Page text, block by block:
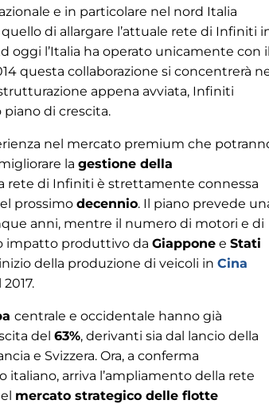
e in particolare nel nord Italia
di allargare l’attuale rete di Infiniti
oggi l’Italia ha operato unicamente con il
questa collaborazione si concentrerà
appena avviata, Infiniti
piano di crescita.
nel mercato premium che
la gestione della
rete di Infiniti è strettamente connessa
prossimo decennio. Il piano prevede
anni, mentre il numero di motori e di
impatto produttivo da Giappone e Stati
della produzione di veicoli in Cina
2017.
centrale e occidentale hanno già
del 63%, derivanti sia dal lancio della
e Svizzera. Ora, a conferma
arriva l’ampliamento della rete
mercato strategico delle flotte